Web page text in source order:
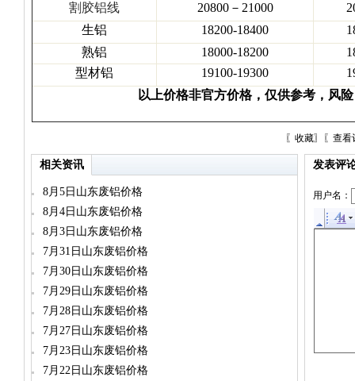
割胶铝线
20800－21000
生铝
18200-18400
熟铝
18000-18200
型材铝
19100-19300
以上价格非官方价格，仅供参考，风
〖 收藏〗〖 查看
相关资讯
8月5日山东废铝价格
8月4日山东废铝价格
8月3日山东废铝价格
7月31日山东废铝价格
7月30日山东废铝价格
7月29日山东废铝价格
7月28日山东废铝价格
7月27日山东废铝价格
7月23日山东废铝价格
7月22日山东废铝价格
发表评
用户名：